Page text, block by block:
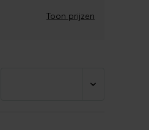
Toon prijzen